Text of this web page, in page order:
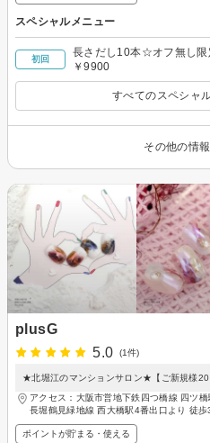
スペシャルメニュー
初回
長さだし10本☆オフ無し限
￥9900
すべてのスペシャ
その他の情
plusG
5.0
(1件)
★北堀江のマンションサロン★【ご新規様20
アクセス：大阪市営地下鉄四つ橋線 四ツ
長堀鶴見緑地線 西大橋駅4番出口より 徒歩
ポイントが貯まる・使える